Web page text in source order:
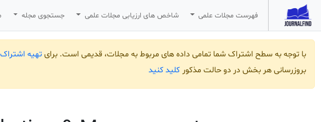
فهرست مجلات علمی شاخص های ارزیابی مجلات علمی جستجوی مجله
با توجه به سطح اشتراک شما تمامی داده های مربوط به مجلات، قدیمی است. برایتهیه
بروزرسانی هر بخش در دو حالت مذکور کلید کنید